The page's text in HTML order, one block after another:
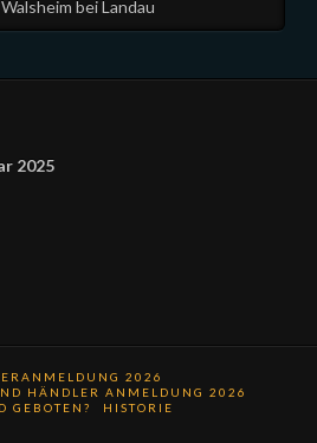
bei Landau
2025
2026
HÄNDLER ANMELDUNG 2026
GEBOTEN?
HISTORIE